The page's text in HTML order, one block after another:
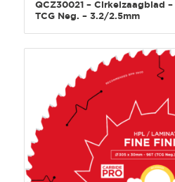
QCZ30021 – Cirkelzaagblad
TCG Neg. – 3.2/2.5mm